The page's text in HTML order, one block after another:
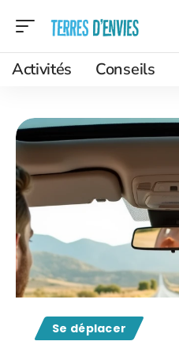
Activités Conseils
Se déplacer